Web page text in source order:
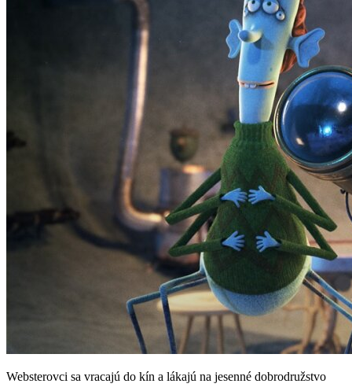
Websterovci sa vracajú do kín a lákajú na jesenné dobrodružstvo